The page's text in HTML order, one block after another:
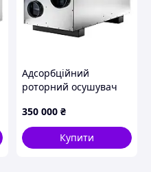
Адсорбційний
роторний осушувач
350 000 ₴
Купити